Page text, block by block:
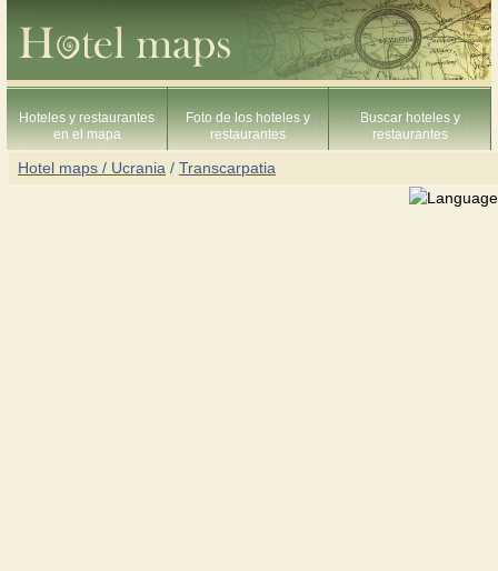
Hoteles y restaurantes
en el mapa
Foto de los hoteles y
restaurantes
Buscar hoteles y
restaurantes
Hotel maps / Ucrania / Transcarpatia